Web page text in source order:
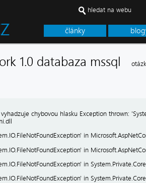
články
hledat na webu
1.0 databaza mssql
chybovou hlasku Exception thrown:
in
in
in
in